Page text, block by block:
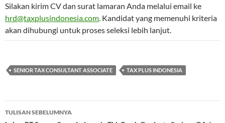
Silakan kirim CV dan surat lamaran Anda melalui email ke
hrd@taxplusindonesia.com. Kandidat yang memenuhi kriteria
akan dihubungi untuk proses seleksi lebih lanjut.
SENIOR TAX CONSULTANT ASSOCIATE TAX PLUS INDONESIA
Navigasi
TULISAN SEBELUMNYA